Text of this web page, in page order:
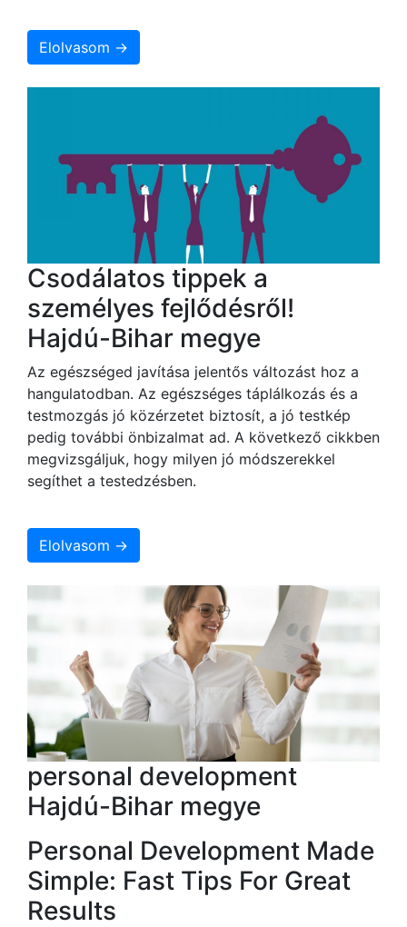
Elolvasom →
Csodálatos tippek a
személyes fejlődésről!
Hajdú-Bihar megye
Az egészséged javítása jelentős változást hoz a
hangulatodban. Az egészséges táplálkozás és a
testmozgás jó közérzetet biztosít, a jó testkép
pedig további önbizalmat ad. A következő cikkben
megvizsgáljuk, hogy milyen jó módszerekkel
segíthet a testedzésben.
Elolvasom →
personal development
Hajdú-Bihar megye
Personal Development Made
Simple: Fast Tips For Great
Results